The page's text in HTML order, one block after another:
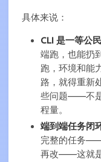
具体来说：
CLI 是一等公民
端跑，也能扔
跑，环境和能
路，就得重新
些问题——不
程量。
端到端任务闭
完整的任务——
再改——这就